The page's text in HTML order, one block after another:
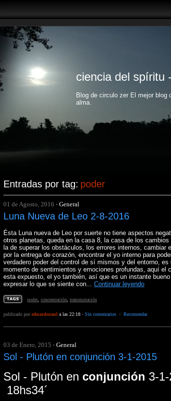
ciencia del spíritu
Blog de circulo zer El mejor
alma.
Entradas por tag: poder
01 de Agosto, 2016 · General
Luna Nueva de Leo 2-8-2016
Ésta Luna nueva de Leo por suerte no tiene aspectos
otros planetas, queda en la casa 8, la casa de los cambios
la de superar los obstáculos, los errores internos, cambiar
por la entrega de corazón, encontrar el yo interno para
verdadero poder del control de sí mismos y del entorno, es
momento de sentimientos y emociones profundas, aquí el
esta expuesto, el yo también, así que es un instante bueno
expresar lo que se siente con... Continuar leyendo
poder, concentración transmutación
publicado poreduardoraul a las 22:18 · Sin comentarios · Recomendar
03 de Enero, 2015 · General
Sol - Plutón en conjunción 3-1-2015
Sol - Plutón en conjunción 3-
18hs34´